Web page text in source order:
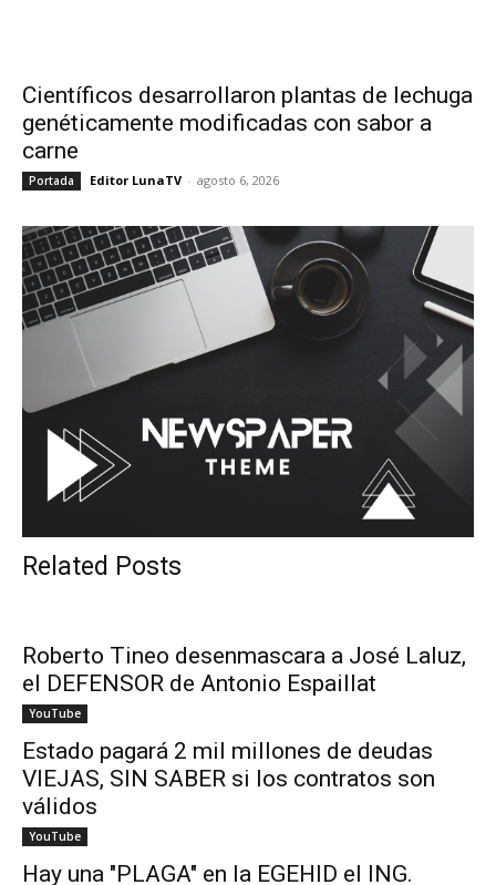
Científicos desarrollaron plantas de lechuga
genéticamente modificadas con sabor a
carne
Portada Editor LunaTV - agosto 6, 2026
Related Posts
Roberto Tineo desenmascara a José Laluz,
el DEFENSOR de Antonio Espaillat
YouTube
Estado pagará 2 mil millones de deudas
VIEJAS, SIN SABER si los contratos son
válidos
YouTube
Hay una "PLAGA" en la EGEHID el ING.